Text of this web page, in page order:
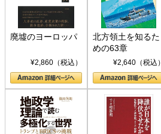
廃墟のヨーロッパ
¥2,860（税込）
北方領土を知るた
めの63章
¥2,640（税込）